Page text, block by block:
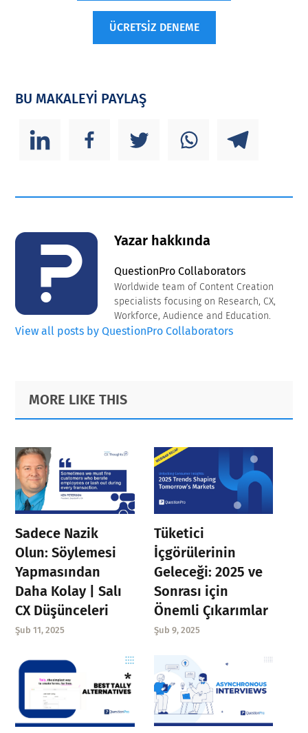
ÜCRETSİZ DENEME
BU MAKALEYİ PAYLAŞ
Yazar hakkında
QuestionPro Collaborators
Worldwide team of Content Creation
specialists focusing on Research, CX,
Workforce, Audience and Education.
View all posts by QuestionPro Collaborators
Primary
Sidebar
Footer
MORE LIKE THIS
Sadece Nazik
Olun: Söylemesi
Yapmasından
Daha Kolay | Salı
CX Düşünceleri
Şub 11, 2025
Tüketici
İçgörülerinin
Geleceği: 2025 ve
Sonrası için
Önemli Çıkarımlar
Şub 9, 2025